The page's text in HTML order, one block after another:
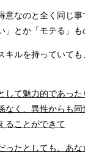
意なのと全く同じ
」とか「モテる」も
キルを持っていて
して魅力的であっ
なく、異性からも
ることができて
ったとしても、あ